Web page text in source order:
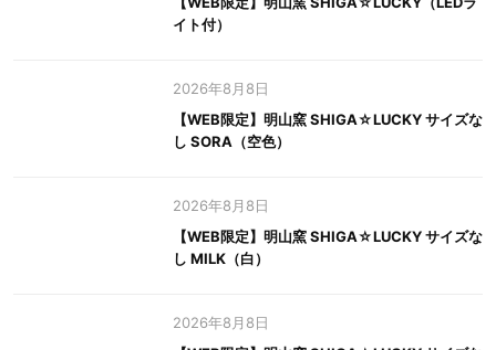
イト付）
2026年8月8日
【WEB限定】明山窯 SHIGA☆LUCKY サイズな
し SORA（空色）
2026年8月8日
【WEB限定】明山窯 SHIGA☆LUCKY サイズな
し MILK（白）
2026年8月8日